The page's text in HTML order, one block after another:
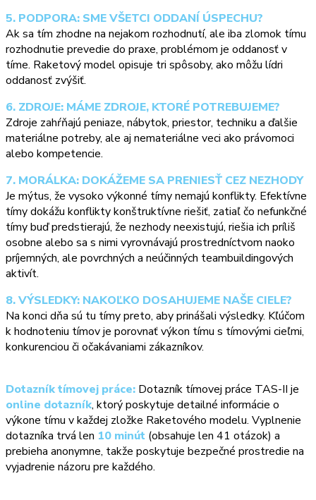
5. PODPORA: SME VŠETCI ODDANÍ ÚSPECHU?
Ak sa tím zhodne na nejakom rozhodnutí, ale iba zlomok tímu
rozhodnutie prevedie do praxe, problémom je oddanosť v
tíme. Raketový model opisuje tri spôsoby, ako môžu lídri
oddanosť zvýšiť.
6. ZDROJE: MÁME ZDROJE, KTORÉ POTREBUJEME?
Zdroje zahŕňajú peniaze, nábytok, priestor, techniku a ďalšie
materiálne potreby, ale aj nemateriálne veci ako právomoci
alebo kompetencie.
7. MORÁLKA: DOKÁŽEME SA PRENIESŤ CEZ NEZHODY
Je mýtus, že vysoko výkonné tímy nemajú konflikty. Efektívne
tímy dokážu konflikty konštruktívne riešiť, zatiaľ čo nefunkčné
tímy buď predstierajú, že nezhody neexistujú, riešia ich príliš
osobne alebo sa s nimi vyrovnávajú prostredníctvom naoko
príjemných, ale povrchných a neúčinných teambuildingových
aktivít.
8. VÝSLEDKY: NAKOĽKO DOSAHUJEME NAŠE CIELE?
Na konci dňa sú tu tímy preto, aby prinášali výsledky. Kľúčom
k hodnoteniu tímov je porovnať výkon tímu s tímovými cieľmi,
konkurenciou či očakávaniami zákazníkov.
Dotazník tímovej práce: Dotazník tímovej práce TAS-II je
online dotazník, ktorý poskytuje detailné informácie o
výkone tímu v každej zložke Raketového modelu. Vyplnenie
dotazníka trvá len 10 minút (obsahuje len 41 otázok) a
prebieha anonymne, takže poskytuje bezpečné prostredie na
vyjadrenie názoru pre každého.